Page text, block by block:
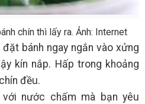
chín thì lấy ra. Ảnh: Internet
bánh ngay ngắn vào xửng
kín nắp. Hấp trong khoảng
đều.
nước chấm mà bạn yêu